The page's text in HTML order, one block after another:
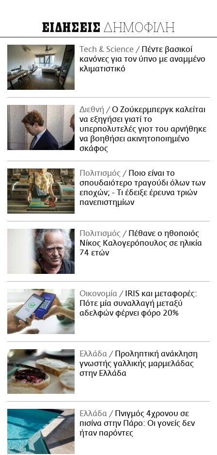
ΕΙΔΗΣΕΙΣ ΔΗΜΟΦΙΛΗ
Τech & Science
Πέντε βασικοί
κανόνες για τον ύπνο με αναμμένο
κλιματιστικό
Διεθνή
Ο Ζούκερμπεργκ καλείται
να εξηγήσει γιατί το
υπερπολυτελές γιοτ του αρνήθηκε
να βοηθήσει ακινητοποιημένο
σκάφος
Πολιτισμός
Ποιο είναι το
σπουδαιότερο τραγούδι όλων των
εποχών; - Τι έδειξε έρευνα τριών
πανεπιστημίων
Πολιτισμός
Πέθανε ο ηθοποιός
Νίκος Καλογερόπουλος σε ηλικία
74 ετών
Οικονομία
IRIS και μεταφορές:
Πότε μία συναλλαγή μεταξύ
αδελφών φέρνει φόρο 20%
Ελλάδα
Προληπτική ανάκληση
γνωστής γαλλικής μαρμελάδας
στην Ελλάδα
Ελλάδα
Πνιγμός 4χρονου σε
πισίνα στην Πάρο: Οι γονείς δεν
ήταν παρόντες